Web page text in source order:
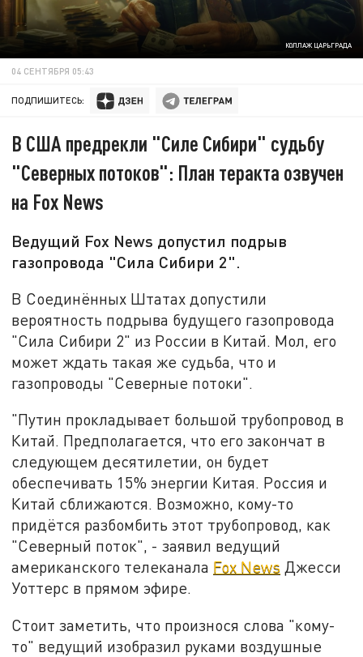
КОЛЛАЖ ЦАРЬГРАДА
04 СЕНТЯБРЯ 05:43
ПОДПИШИТЕСЬ:
В США предрекли "Силе Сибири" судьбу
"Северных потоков": План теракта озвучен
на Fox News
Ведущий Fox News допустил подрыв
газопровода "Сила Сибири 2".
В Соединённых Штатах допустили
вероятность подрыва будущего газопровода
"Сила Сибири 2" из России в Китай. Мол, его
может ждать такая же судьба, что и
газопроводы "Северные потоки".
"Путин прокладывает большой трубопровод в
Китай. Предполагается, что его закончат в
следующем десятилетии, он будет
обеспечивать 15% энергии Китая. Россия и
Китай сближаются. Возможно, кому-то
придётся разбомбить этот трубопровод, как
"Северный поток", - заявил ведущий
американского телеканала Fox News Джесси
Уоттерс в прямом эфире.
Стоит заметить, что произнося слова "кому-
то" ведущий изобразил руками воздушные